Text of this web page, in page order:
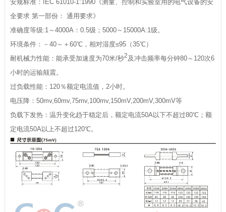
安规标准：IEC 61010-1:1990《测量、控制和实验室用的电气设备的安
全要求 第一部份： 通用要求》
准确度等级:1～4000A：0.5级；5000～15000A:1级。
环境条件：－40～＋60℃，相对湿度≤95（35℃）
耐机械力性能：能承受加速度为70米/秒2及冲击频率每分钟80～120次6
小时的运输颠震。
过负载性能：120％额定电流值，2小时。
电压降：50mv,60mv,75mv,100mv,150mV,200mV,300mV等
负载下发热：温升变化趋于稳定后，额定电流50A以下不超过80℃；额
定电流50A以上不超过120℃。